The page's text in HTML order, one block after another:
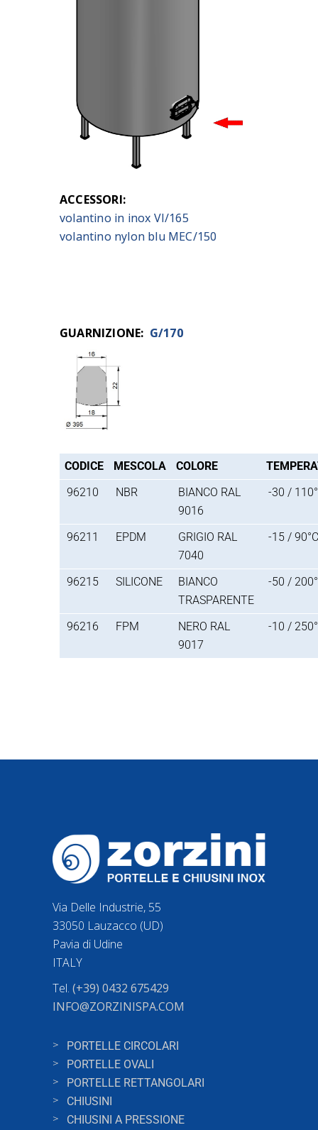
ACCESSORI:
volantino in inox VI/165
volantino nylon blu MEC/150
GUARNIZIONE: G/170
CODICE MESCOLA COLORE
96210
NBR
BIANCO RAL
9016
-30 /
96211 EPDM
GRIGIO RAL
7040
-15 / 90°C
96215 SILICONE
BIANCO
TRASPARENTE
-50 /
96216 FPM
NERO RAL
9017
-10 /
Via Delle Industrie, 55
33050 Lauzacco (UD)
Pavia di Udine
ITALY
Tel. (+39) 0432 675429
INFO@ZORZINISPA.COM
PORTELLE CIRCOLARI
PORTELLE OVALI
PORTELLE RETTANGOLARI
CHIUSINI
CHIUSINI A PRESSIONE